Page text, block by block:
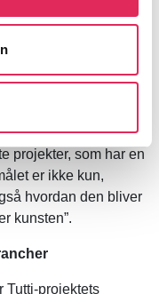
det er ikke altid nok
tid med mange
publikum – gerne
med vores
projekter, som har en
er ikke kun,
hvordan den bliver
kunsten”.
Tutti-projektets